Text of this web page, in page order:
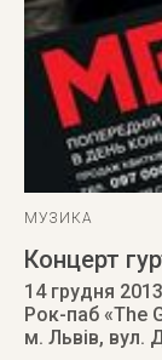
МУЗИКА
Концерт
14 грудня 2013
Рок-паб «The
м. Львів, вул.